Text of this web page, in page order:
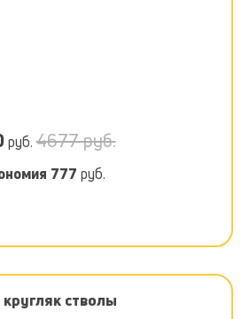
руб.4677 руб.
777 руб.
стволы